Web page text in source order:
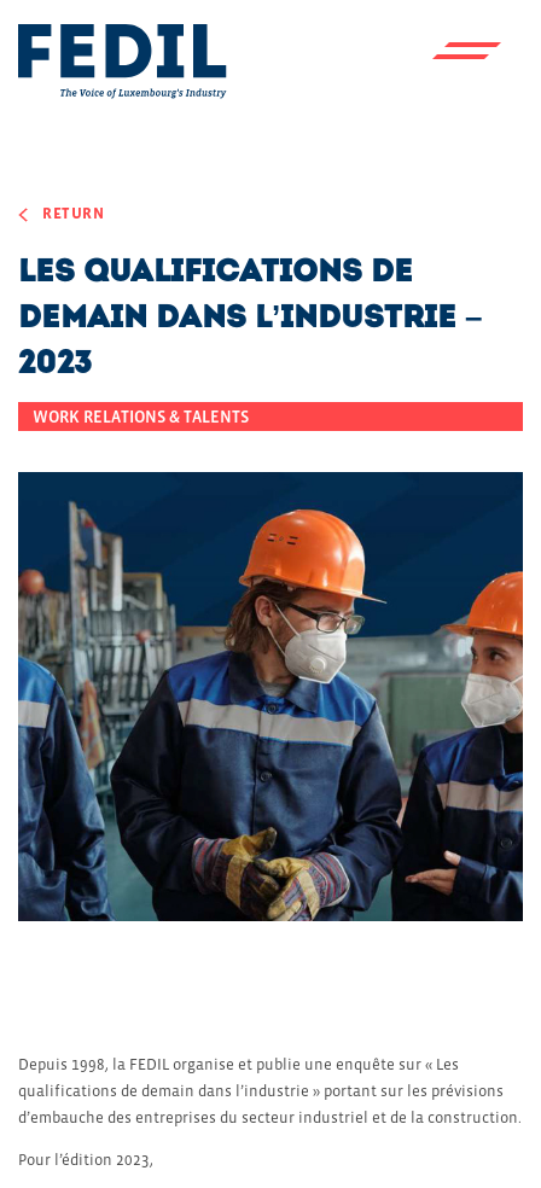
RETURN
Les qualifications de
demain dans l’industrie –
2023
WORK RELATIONS & TALENTS
Depuis 1998, la FEDIL organise et publie une enquête sur « Les
qualifications de demain dans l’industrie » portant sur les prévisions
d’embauche des entreprises du secteur industriel et de la construction.
Pour l’édition 2023,